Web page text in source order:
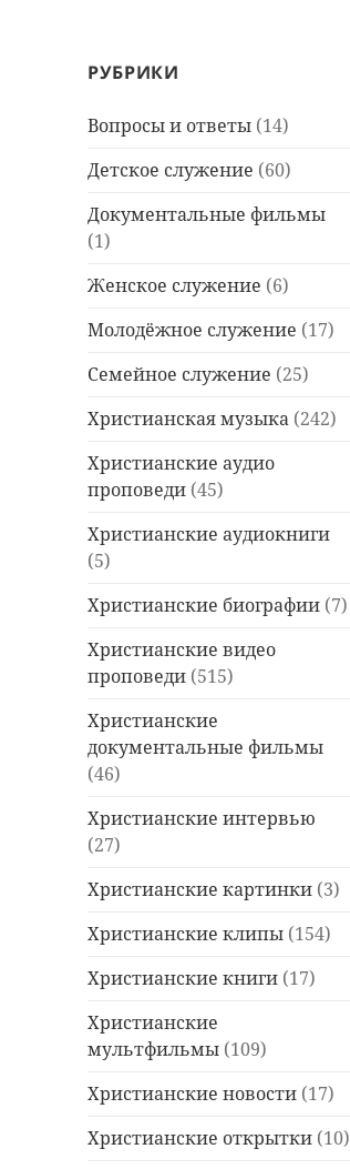
РУБРИКИ
Вопросы и ответы (14)
Детское служение (60)
Документальные фильмы
(1)
Женское служение (6)
Молодёжное служение (17)
Семейное служение (25)
Христианская музыка (242)
Христианские аудио
проповеди (45)
Христианские аудиокниги
(5)
Христианские биографии (7)
Христианские видео
проповеди (515)
Христианские
документальные фильмы
(46)
Христианские интервью
(27)
Христианские картинки (3)
Христианские клипы (154)
Христианские книги (17)
Христианские
мультфильмы (109)
Христианские новости (17)
Христианские открытки (10)